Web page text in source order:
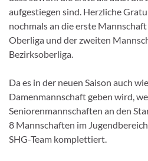
aufgestiegen sind. Herzliche
nochmals an die erste
Oberliga und der zweiten
Bezirksoberliga.
Da es in der neuen Saison auch
Damenmannschaft geben wird,
Seniorenmannschaften an den
8 Mannschaften im
SHG-Team komplettiert.